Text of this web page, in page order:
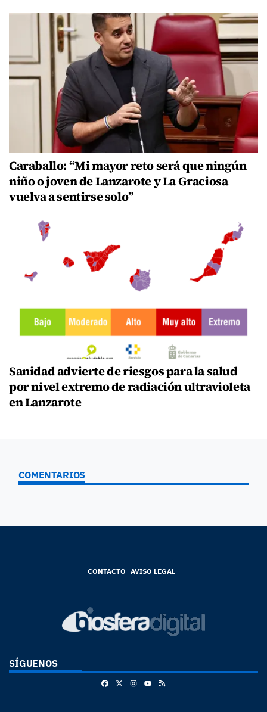
Caraballo: “Mi mayor reto será que ningún
niño o joven de Lanzarote y La Graciosa
vuelva a sentirse solo”
Sanidad advierte de riesgos para la salud
por nivel extremo de radiación ultravioleta
en Lanzarote
COMENTARIOS
CONTACTO AVISO LEGAL
SÍGUENOS
FacebookInstagram